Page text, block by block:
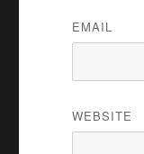
EMAIL
WEBSITE